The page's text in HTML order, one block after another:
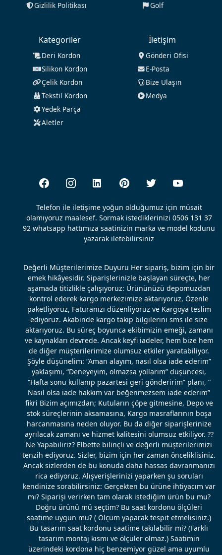
Gizlilik Politikası
Golf
Kategoriler
Deri Kordon
Silikon Kordon
Çelik Kordon
Tekstil Kordon
Yedek Parça
Aletler
İletişim
Gönderi Ofisi
E-Posta
Bize Ulaşın
Medya
Telefon ile iletişime yoğun olduğumuz için müsait
olamıyoruz maalesef. Sormak istediklerinizi 0506 131 37
92 whatsapp hattımıza saatinizin marka ve model kodunu
yazarak iletebilirsiniz
Değerli Müşterilerimize Duyuru Her sipariş, bizim için bir
emek hikâyesidir. Siparişlerinizle başlayan süreçte, her
aşamada titizlikle çalışıyoruz: Ürününüzü depomuzdan
kontrol ederek kargo merkezimize aktarıyoruz, Özenle
paketliyoruz, Faturanızı düzenliyoruz ve Kargoya teslim
ediyoruz. Akabinde kargo takip bilgilerini sms ile size
aktarıyoruz. Bu süreç boyunca ekibimizin emeği, zamanı
ve kaynakları devrede. Ancak keyfi iadeler, hem bize hem
de diğer müşterilerimize olumsuz etkiler yaratabiliyor.
Şöyle düşünelim: “Aman alayım, nasıl olsa iade ederim”
yaklaşımı, “Deneyeyim, olmazsa yollarım” düşüncesi,
“Hafta sonu kullanıp pazartesi geri gönderirim” planı, “
Nasıl olsa iade hakkım var beğenmezsem iade ederim”
fikri Bizim açımızdan; Kutuların çöpe gitmesine, Depo ve
stok süreçlerinin aksamasına, Kargo masraflarının boşa
harcanmasına neden oluyor. Bu da diğer siparişlerinize
ayrılacak zamanı ve hizmet kalitesini olumsuz etkiliyor. ??
Ne Yapabiliriz? Elbette bilinçli ve değerli müşterilerimizi
tenzih ediyoruz. Sizler, bizim için her zaman önceliklisiniz.
Ancak sizlerden de bu konuda daha hassas davranmanızı
rica ediyoruz. Alışverişlerinizi yaparken şu soruları
kendinize sorabilirsiniz: Gerçekten bu ürüne ihtiyacım var
mı? Siparişi verirken tam olarak istediğim ürün bu mu?
Doğru ürünü mü seçtim? Bu saat kordonu ölçüleri
saatime uygun mu? ( Ölçüm yaparak tespit etmelisiniz.)
Bu tasarım saat kordonu saatime takılabilir mi? (Farklı
tasarım montaj kısmı ve ölçüler olmaz.) Saatimin
üzerindeki kordona hiç benzemiyor güzel ama uyumlu